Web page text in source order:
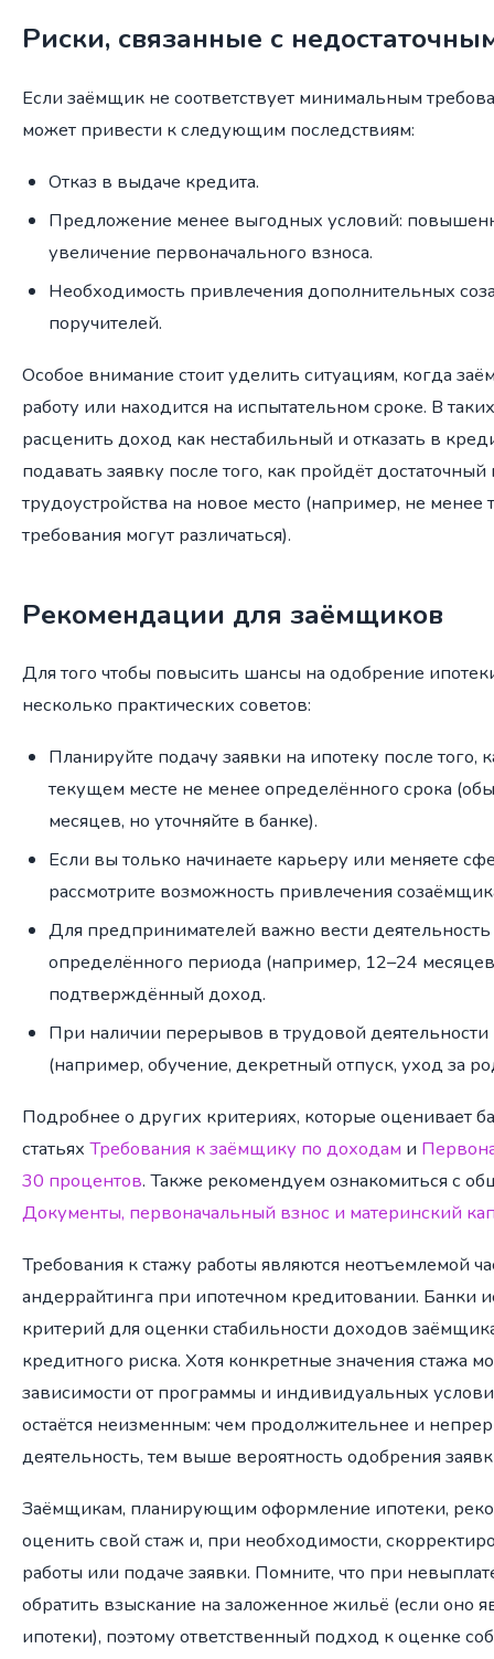
Риски, связанные с
Если заёмщик не соответствует минимальным
может привести к следующим последствиям:
Отказ в выдаче кредита.
Предложение менее выгодных условий:
увеличение первоначального взноса.
Необходимость привлечения дополнительных
поручителей.
Особое внимание стоит уделить ситуациям, когда
работу или находится на испытательном сроке. В
расценить доход как нестабильный и отказать в
подавать заявку после того, как пройдёт
трудоустройства на новое место (например, не менее
требования могут различаться).
Рекомендации для заёмщиков
Для того чтобы повысить шансы на одобрение
несколько практических советов:
Планируйте подачу заявки на ипотеку после того,
текущем месте не менее определённого срока
месяцев, но уточняйте в банке).
Если вы только начинаете карьеру или меняете
рассмотрите возможность привлечения
Для предпринимателей важно вести
определённого периода (например, 12–24
подтверждённый доход.
При наличии перерывов в трудовой деятельности
(например, обучение, декретный отпуск, уход за
Подробнее о других критериях, которые оценивает
статьях Требования к заёмщику по доходам и
30 процентов. Также рекомендуем ознакомиться с
Документы, первоначальный взнос и материнский
Требования к стажу работы являются неотъемлемой
андеррайтинга при ипотечном кредитовании. Банки
критерий для оценки стабильности доходов
кредитного риска. Хотя конкретные значения стажа
зависимости от программы и индивидуальных
остаётся неизменным: чем продолжительнее и
деятельность, тем выше вероятность одобрения
Заёмщикам, планирующим оформление ипотеки,
оценить свой стаж и, при необходимости,
работы или подаче заявки. Помните, что при
обратить взыскание на заложенное жильё (если оно
ипотеки), поэтому ответственный подход к оценке